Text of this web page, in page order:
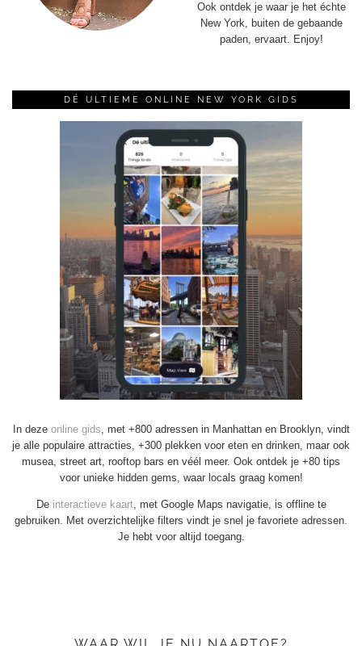
Ook ontdek je waar je het échte
New York, buiten de gebaande
paden, ervaart. Enjoy!
DÉ ULTIEME ONLINE NEW YORK GIDS
In deze online gids , met +800 adressen in Manhattan en Brooklyn, vindt
je alle populaire attracties, +300 plekken voor eten en drinken, maar ook
musea, street art, rooftop bars en véél meer. Ook ontdek je +80 tips
voor unieke hidden gems, waar locals graag komen!
De interactieve kaart, met Google Maps navigatie, is offline te
gebruiken. Met overzichtelijke filters vindt je snel je favoriete adressen.
Je hebt voor altijd toegang.